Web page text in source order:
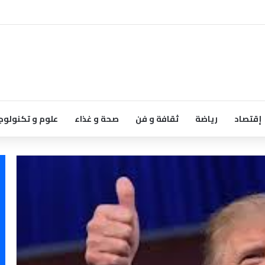
إقتصاد رياضة ثقافة و فن صحة و غذاء علوم و